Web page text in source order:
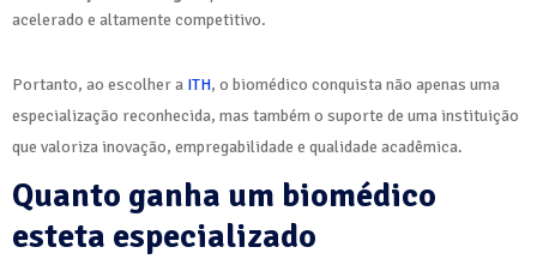
acelerado e altamente competitivo.
Portanto, ao escolher a ITH, o biomédico conquista não apenas uma
especialização reconhecida, mas também o suporte de uma instituição
que valoriza inovação, empregabilidade e qualidade acadêmica.
Quanto ganha um biomédico
esteta especializado